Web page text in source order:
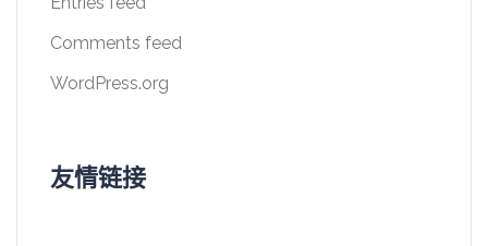
Comments feed
WordPress.org
友情链接